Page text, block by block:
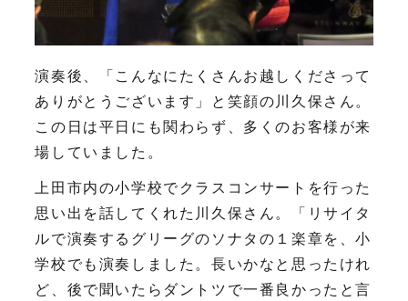
演奏後、「こんなにたくさんお越しくださって
ありがとうございます」と笑顔の川久保さん。
この日は平日にも関わらず、多くのお客様が来
場していました。
上田市内の小学校でクラスコンサートを行った
思い出を話してくれた川久保さん。「リサイタ
ルで演奏するグリーグのソナタの１楽章を、小
学校でも演奏しました。長いかなと思ったけれ
ど、後で聞いたらダントツで一番良かったと言